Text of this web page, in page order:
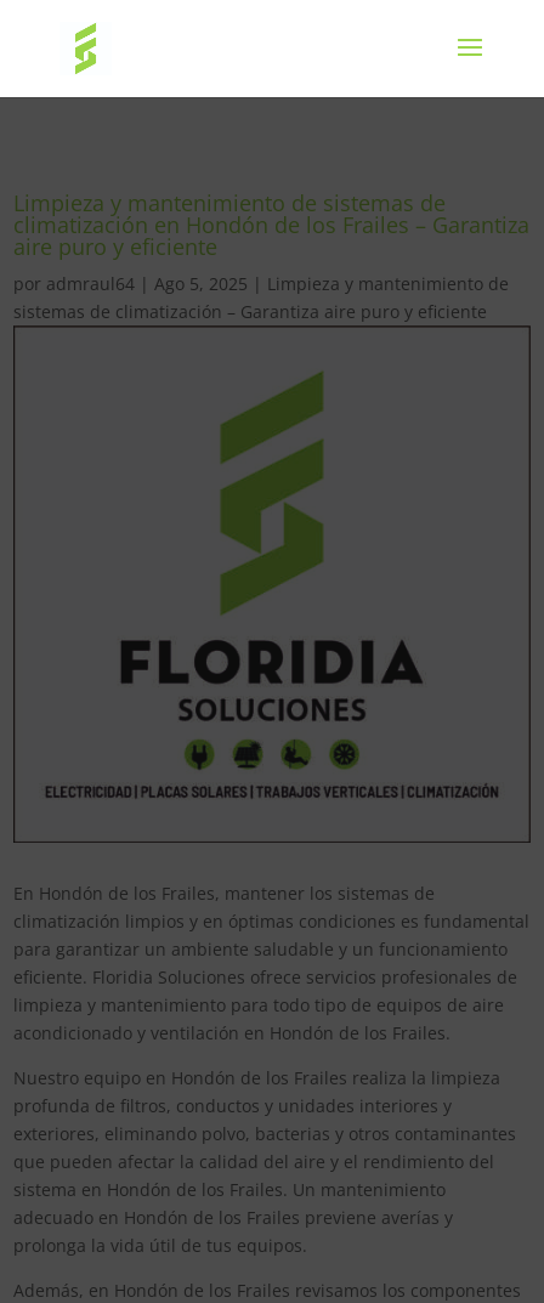
Limpieza y mantenimiento de sistemas de
climatización en Hondón de los Frailes – Garantiza
aire puro y eficiente
por admraul64 |Ago 5, 2025 | Limpieza y mantenimiento de
sistemas de climatización – Garantiza aire puro y eficiente
En Hondón de los Frailes, mantener los sistemas de
climatización limpios y en óptimas condiciones es fundamental
para garantizar un ambiente saludable y un funcionamiento
eficiente. Floridia Soluciones ofrece servicios profesionales de
limpieza y mantenimiento para todo tipo de equipos de aire
acondicionado y ventilación en Hondón de los Frailes.
Nuestro equipo en Hondón de los Frailes realiza la limpieza
profunda de filtros, conductos y unidades interiores y
exteriores, eliminando polvo, bacterias y otros contaminantes
que pueden afectar la calidad del aire y el rendimiento del
sistema en Hondón de los Frailes. Un mantenimiento
adecuado en Hondón de los Frailes previene averías y
prolonga la vida útil de tus equipos.
Además, en Hondón de los Frailes revisamos los componentes